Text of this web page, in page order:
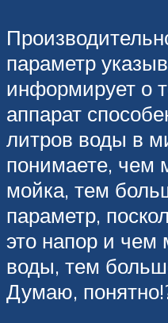
параметр
информирует о
аппарат
литров воды в
понимаете, чем
мойка, тем
параметр,
это напор и
воды, тем
Думаю,